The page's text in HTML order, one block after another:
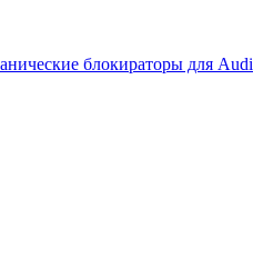
блокираторы для Audi